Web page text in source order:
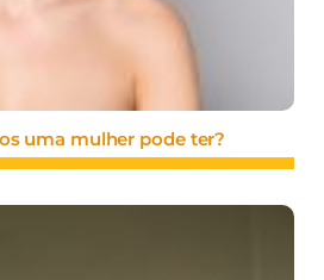
uma mulher pode ter?